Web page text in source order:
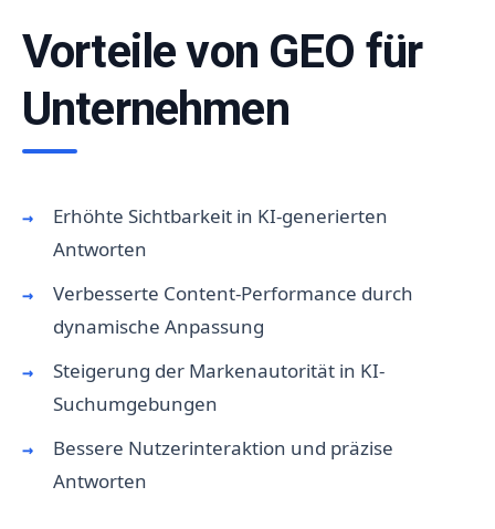
Vorteile von GEO für
Unternehmen
Erhöhte Sichtbarkeit in KI-generierten
Antworten
Verbesserte Content-Performance durch
dynamische Anpassung
Steigerung der Markenautorität in KI-
Suchumgebungen
Bessere Nutzerinteraktion und präzise
Antworten